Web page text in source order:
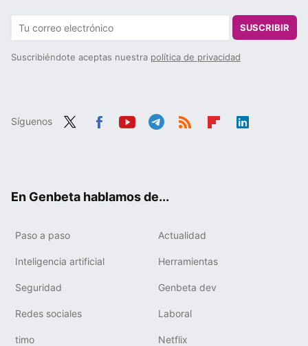
SUSCRIBIR
Suscribiéndote aceptas nuestra política de privacidad
Síguenos
En Genbeta hablamos de...
Paso a paso Actualidad
Inteligencia artificial Herramientas
Seguridad Genbeta dev
Redes sociales Laboral
timo Netflix